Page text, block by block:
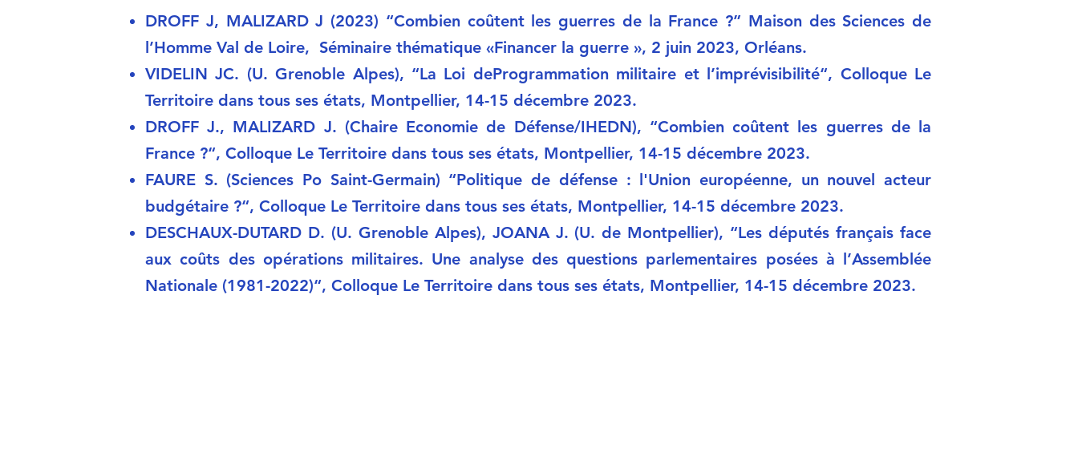
DROFF J, MALIZARD J (2023) “Combien coûtent les guerres de la France ?” Maison des Sciences de
l’Homme Val de Loire, Séminaire thématique «Financer la guerre », 2 juin 2023, Orléans.
VIDELIN JC. (U. Grenoble Alpes), “La Loi deProgrammation militaire et l’imprévisibilité“, Colloque Le
Territoire dans tous ses états, Montpellier, 14-15 décembre 2023.
DROFF J., MALIZARD J. (Chaire Economie de Défense/IHEDN), “Combien coûtent les guerres de la
France ?“, Colloque Le Territoire dans tous ses états, Montpellier, 14-15 décembre 2023.
FAURE S. (Sciences Po Saint-Germain) “Politique de défense : l'Union européenne, un nouvel acteur
budgétaire ?“, Colloque Le Territoire dans tous ses états, Montpellier, 14-15 décembre 2023.
DESCHAUX-DUTARD D. (U. Grenoble Alpes), JOANA J. (U. de Montpellier), “Les députés français face
aux coûts des opérations militaires. Une analyse des questions parlementaires posées à l’Assemblée
Nationale (1981-2022)“, Colloque Le Territoire dans tous ses états, Montpellier, 14-15 décembre 2023.